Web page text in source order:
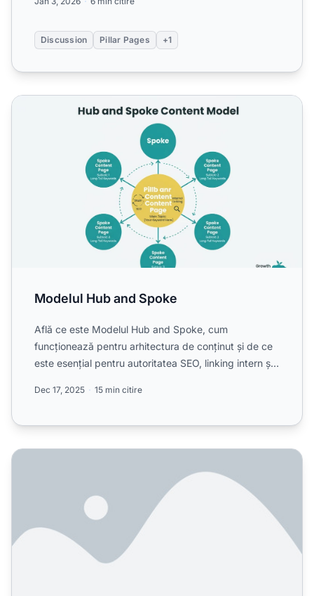
Discussion Pillar Pages +1
Modelul Hub and Spoke
Modelul Hub and Spoke
Află ce este Modelul Hub and Spoke, cum
funcționează pentru arhitectura de conținut și de ce
este esențial pentru autoritatea SEO, linking intern și
Dec 17, 2025 15 min citire
A testat cineva efectiv cum influențează legăturile